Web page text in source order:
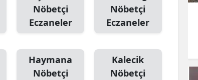
Nöbetçi
Eczaneler
Nöbetçi
Eczaneler
Haymana
Nöbetçi
Kalecik
Nöbetçi